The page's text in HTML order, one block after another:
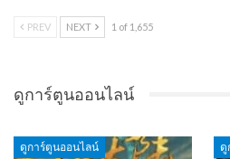
PREV NEXT 1 of 1,655
ดูการ์ตูนออนไลน์
ดูการ์ตูนออนไลน์ ดู